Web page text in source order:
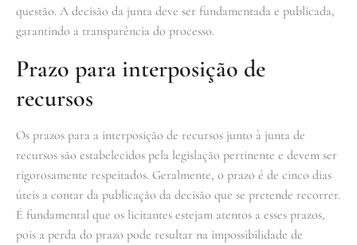
questão. A decisão da junta deve ser fundamentada e publicada,
garantindo a transparência do processo.
Prazo para interposição de
recursos
Os prazos para a interposição de recursos junto à junta de
recursos são estabelecidos pela legislação pertinente e devem ser
rigorosamente respeitados. Geralmente, o prazo é de cinco dias
úteis a contar da publicação da decisão que se pretende recorrer.
É fundamental que os licitantes estejam atentos a esses prazos,
pois a perda do prazo pode resultar na impossibilidade de